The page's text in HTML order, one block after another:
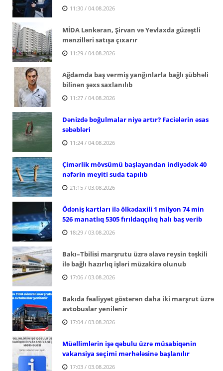
11:30 / 04.08.2026
MİDA Lənkəran, Şirvan və Yevlaxda güzəştli
mənzilləri satışa çıxarır
11:29 / 04.08.2026
Ağdamda baş vermiş yanğınlarla bağlı şübhəli
bilinən şəxs saxlanılıb
11:27 / 04.08.2026
Dənizdə boğulmalar niyə artır? Faciələrin əsas
səbəbləri
11:24 / 04.08.2026
Çimərlik mövsümü başlayandan indiyədək 40
nəfərin meyiti suda tapılıb
21:15 / 03.08.2026
Ödəniş kartları ilə ölkədaxili 1 milyon 74 min
526 manatlıq 5305 fırıldaqçılıq halı baş verib
18:29 / 03.08.2026
Bakı–Tbilisi marşrutu üzrə əlavə reysin təşkili
ilə bağlı hazırlıq işləri müzakirə olunub
17:06 / 03.08.2026
Bakıda fəaliyyət göstərən daha iki marşrut üzrə
avtobuslar yenilənir
17:04 / 03.08.2026
Müəllimlərin işə qəbulu üzrə müsabiqənin
vakansiya seçimi mərhələsinə başlanılır
17:03 / 03.08.2026